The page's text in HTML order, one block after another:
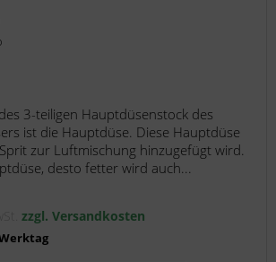
3-teiligen Hauptdüsenstock des
ist die Hauptdüse. Diese Hauptdüse
zur Luftmischung hinzugefügt wird.
desto fetter wird auch...
zzgl. Versandkosten